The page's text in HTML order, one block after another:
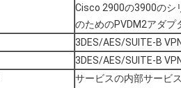
Cisco 2900の3900のシ
のためのPVDM2アダプ
3DES/AES/SUITE-B
3DES/AES/SUITE-B
サービスの内部サービ